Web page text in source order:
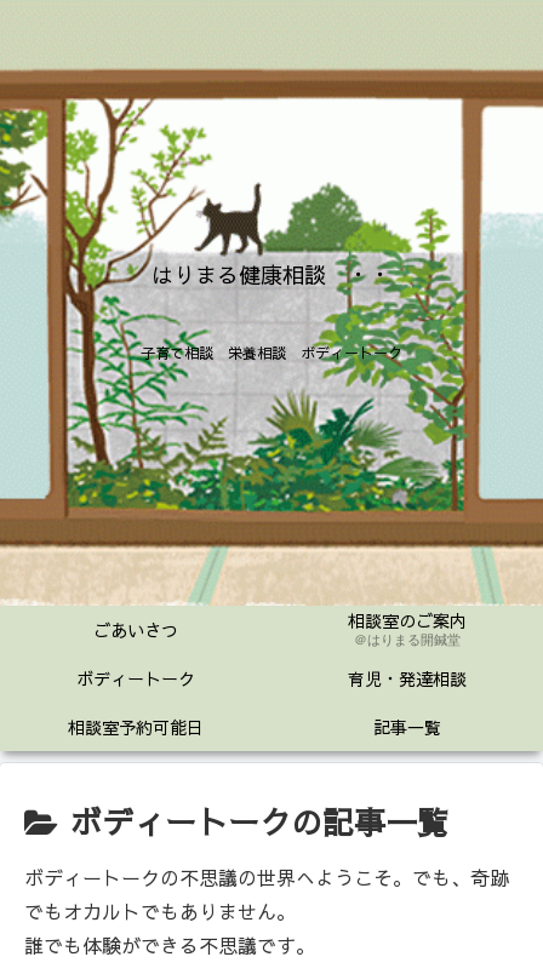
はりまる健康相談 ・・
子育て相談 栄養相談 ボディートーク
ごあいさつ 相談室のご案内
＠はりまる開鍼堂
ボディートーク
育児・発達相談
相談室予約可能日
記事一覧
ボディートークの記事一覧
ボディートークの不思議の世界へようこそ。でも、奇跡
でもオカルトでもありません。
誰でも体験ができる不思議です。